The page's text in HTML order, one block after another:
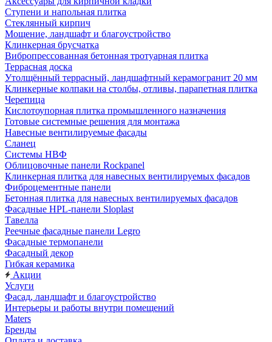
Ступени и напольная плитка
Cтеклянный кирпич
Мощение, ландшафт и благоустройство
Клинкерная брусчатка
Вибропрессованная бетонная тротуарная плитка
Террасная доска
Утолщённый террасный, ландшафтный керамогранит 20 мм
Клинкерные колпаки на столбы, отливы, парапетная плитка
Черепица
Кислотоупорная плитка промышленного назначения
Готовые системные решения для монтажа
Навесные вентилируемые фасады
Сланец
Системы НВФ
Облицовочные панели Rockpanel
Клинкерная плитка для навесных вентилируемых фасадов
Фиброцементные панели
Бетонная плитка для навесных вентилируемых фасадов
Фасадные HPL-панели Sloplast
Тавелла
Реечные фасадные панели Legro
Фасадные термопанели
Фасадный декор
Гибкая керамика
Акции
Услуги
Фасад, ландшафт и благоустройство
Интерьеры и работы внутри помещений
Maters
Бренды